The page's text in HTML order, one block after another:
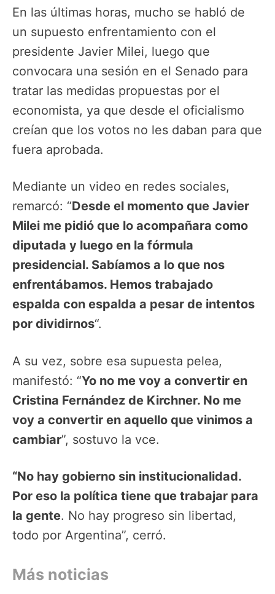
En las últimas horas, mucho se habló de
un supuesto enfrentamiento con el
presidente Javier Milei, luego que
convocara una sesión en el Senado para
tratar las medidas propuestas por el
economista, ya que desde el oficialismo
creían que los votos no les daban para que
fuera aprobada.
Mediante un video en redes sociales,
remarcó: “Desde el momento que Javier
Milei me pidió que lo acompañara como
diputada y luego en la fórmula
presidencial. Sabíamos a lo que nos
enfrentábamos. Hemos trabajado
espalda con espalda a pesar de intentos
por dividirnos“.
A su vez, sobre esa supuesta pelea,
manifestó: “Yo no me voy a convertir en
Cristina Fernández de Kirchner. No me
voy a convertir en aquello que vinimos a
cambiar”, sostuvo la vce.
“No hay gobierno sin institucionalidad.
Por eso la política tiene que trabajar para
la gente. No hay progreso sin libertad,
todo por Argentina”, cerró.
Más noticias